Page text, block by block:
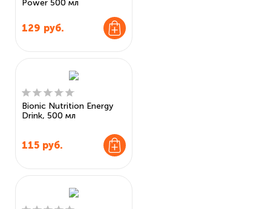
Power 500 мл
129 руб.
Bionic Nutrition Energy
Drink, 500 мл
115 руб.